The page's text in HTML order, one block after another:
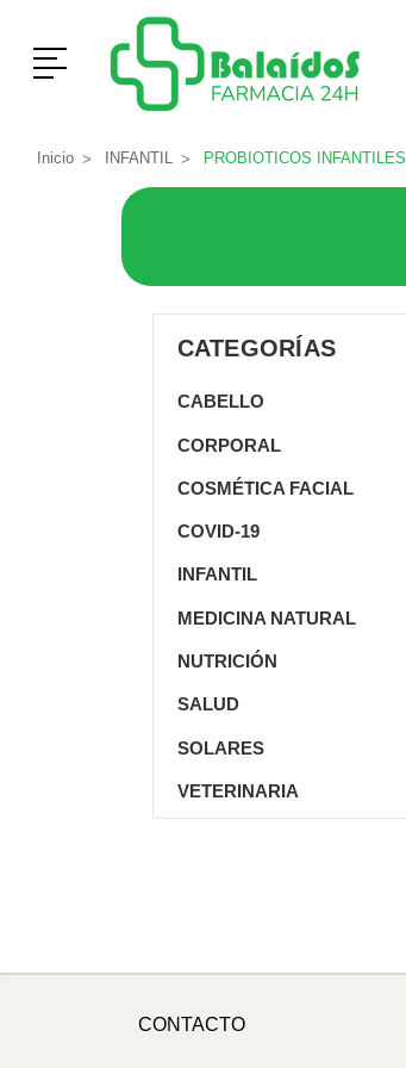
Menú
Inicio INFANTIL PROBIOTICOS INFANTILES
CATEGORÍAS
CABELLO
CORPORAL
COSMÉTICA FACIAL
COVID-19
INFANTIL
MEDICINA NATURAL
NUTRICIÓN
SALUD
SOLARES
VETERINARIA
CONTACTO